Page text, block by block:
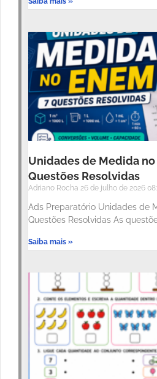
Unidades de Medida no
Questões Resolvidas
Adriano Rocha 26 de julho de 2026
Ads Preparatório Unidades de
Questões Resolvidas As
Saiba mais »